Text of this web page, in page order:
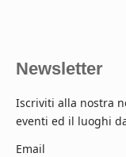
Newsletter
Iscriviti alla nostra
eventi ed il luoghi
Email